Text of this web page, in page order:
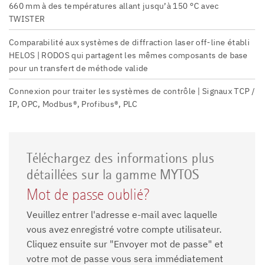
660 mm à des températures allant jusqu’à 150 °C avec
TWISTER
Comparabilité aux systèmes de diffraction laser off-line établi
HELOS | RODOS qui partagent les mêmes composants de base
pour un transfert de méthode valide
Connexion pour traiter les systèmes de contrôle | Signaux TCP /
IP, OPC, Modbus®, Profibus®, PLC
Téléchargez des informations plus
détaillées sur la gamme MYTOS
Mot de passe oublié?
Veuillez entrer l'adresse e-mail avec laquelle
vous avez enregistré votre compte utilisateur.
Cliquez ensuite sur "Envoyer mot de passe" et
votre mot de passe vous sera immédiatement